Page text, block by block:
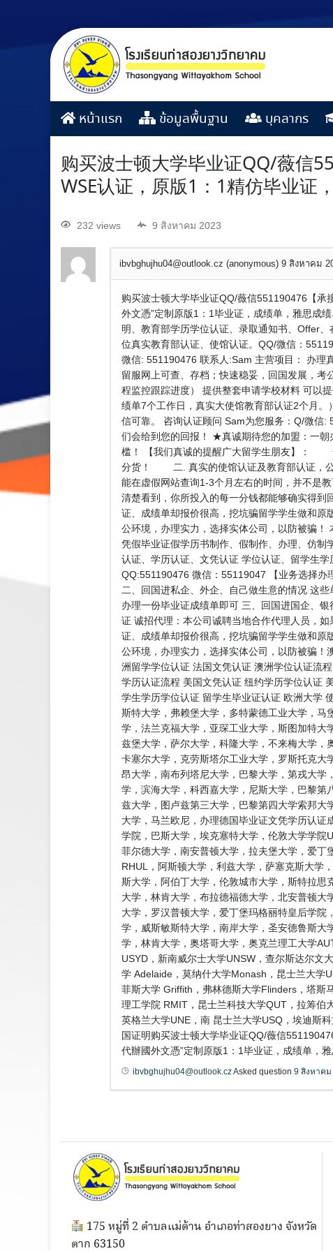
หน้าแรก ข้อมูลพื้นฐาน บุคลากร
购买波士顿大学毕业证QQ/薇信
WSE认证，原版1：1精仿毕业证
232 views 9 สิงหาคม 2023
ibvbghujhu04@outlook.cz (anonymous) 9 สิงหาคม
购买波士顿大学毕业证QQ/薇信551190476【承
外文憑”定制原版1：1毕业证，成绩单，雅思成
明、教育部学历学位认证、录取通知书、Offer
位真实教育部认证、使馆认证。QQ/微信：
微信: 551190476 联系人:Sam 主营项目： 办理
留服网上可查、存档；快速稳妥，回国发展，
程监控跟踪进度） 提供整套申请学校材料 可以
绩单7个工作日，真实大使馆教育部认证2个月
信可靠。 咨询认证顾问 Sam为您服务：Q/微
们会给到您的回报！ ★真诚期待您的加盟：一朝
槛！ 【我们真诚的提醒广大留学生朋友】：
分货！ 二. 真实的使馆认证及教育部认证，公
能在虚假网站查询1-3个月左右的时间，并不是
清楚看到，你所投入的每一分钱都能够确实得
证、成绩单却报价很高，挖坑骗留学学生做和
公环境，办理实力，选择实体公司，以防被骗
凭假毕业证假学历书制作、假制作、办理、仿
认证、学历认证、文凭认证 学位认证、留学生
QQ:551190476 微信：55119047 【业务选择办
二、回国进私企、外企、自己做生意的情况 这
办理一份毕业证成绩单即可 三、回国进国企、
证 诚招代理：本公司诚聘当地合作代理人员，
证、成绩单却报价很高，挖坑骗留学学生做和
公环境，办理实力，选择实体公司，以防被骗
洲留学学位认证 法国文凭认证 澳洲学位认证流
学历认证流程 美国文凭认证 纽约学历学位认证
学生学历学位认证 留学生毕业证认证 欧洲大学
斯特大学，弗赖堡大学，多特蒙德工业大学，
学，法兰克福大学，亚琛工业大学，斯图加特
兹堡大学，萨尔大学，科隆大学，不来梅大学，
卡塞尔大学，克劳斯塔尔工业大学，罗斯托克
昂大学，南布列塔尼大学，巴黎大学，第戎大
学，滨海大学，科西嘉大学，尼斯大学，巴黎
兹大学，图卢兹第三大学，巴黎第四大学索邦
大学，马兰欧尼，办理德国毕业证文凭学历认
学院，巴斯大学，埃克塞特大学，伦敦大学学
菲尔德大学，南安普顿大学，拉夫堡大学，爱
RHUL，阿斯顿大学，利兹大学，萨塞克斯大学
斯大学，阿伯丁大学，伦敦城市大学，斯特拉
大学，林肯大学，布拉德福德大学，北安普顿
大学，罗汉普顿大学，爱丁堡玛格丽特皇后学
学，威斯敏斯特大学，南岸大学，圣安德鲁斯
学，林肯大学，奥塔哥大学，奥克兰理工大学
USYD，新南威尔士大学UNSW，查尔斯达尔文
学 Adelaide，莫纳什大学Monash，昆士兰大学
菲斯大学 Griffith，弗林德斯大学Flinders，塔斯
理工学院 RMIT，昆士兰科技大学QUT，拉筹伯
英格兰大学UNE，南 昆士兰大学USQ，埃迪斯
国证明购买波士顿大学毕业证QQ/薇信
代辦國外文憑”定制原版1：1毕业证，成绩单，
ibvbghujhu04@outlook.czAsked question 9 สิงหาคม
175 หมู่ที่ 2 ตำบลแม่ต้าน อำเภอท่าสองยาง จังหวัด
ตาก 63150